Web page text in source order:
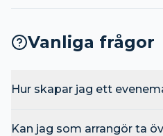
Vanliga frågor
Hur skapar jag ett
Kan jag som arrangör ta